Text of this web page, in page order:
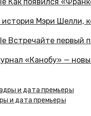
Мэри Шелли,
«Канобу» —
и дата премьеры